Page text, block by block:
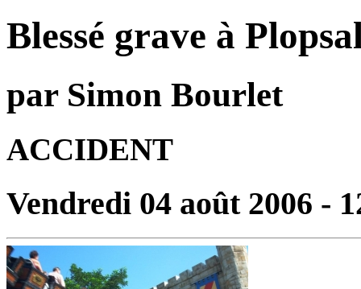
Blessé grave à
par Simon Bourlet
ACCIDENT
Vendredi 04 août 2006 -